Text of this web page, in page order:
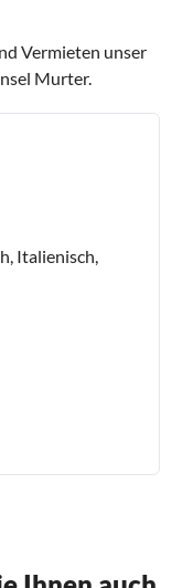
Vermieten unser
Murter.
Italienisch,